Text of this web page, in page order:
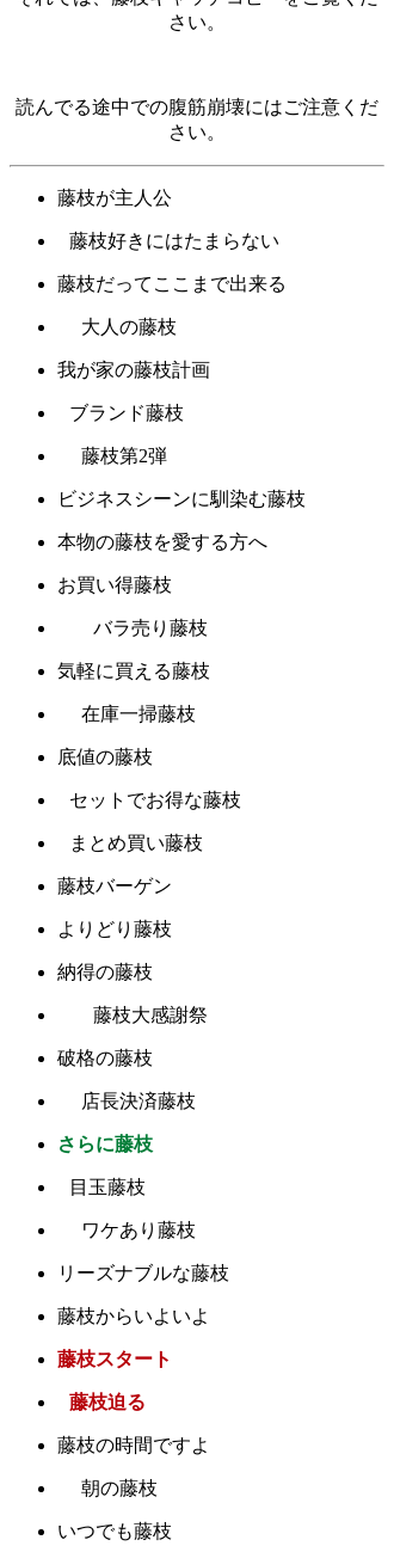
さい。
読んでる途中での腹筋崩壊にはご注意くだ
さい。
藤枝が主人公
藤枝好きにはたまらない
藤枝だってここまで出来る
大人の藤枝
我が家の藤枝計画
ブランド藤枝
藤枝第2弾
ビジネスシーンに馴染む藤枝
本物の藤枝を愛する方へ
お買い得藤枝
バラ売り藤枝
気軽に買える藤枝
在庫一掃藤枝
底値の藤枝
セットでお得な藤枝
まとめ買い藤枝
藤枝バーゲン
よりどり藤枝
納得の藤枝
藤枝大感謝祭
破格の藤枝
店長決済藤枝
さらに藤枝
目玉藤枝
ワケあり藤枝
リーズナブルな藤枝
藤枝からいよいよ
藤枝スタート
藤枝迫る
藤枝の時間ですよ
朝の藤枝
いつでも藤枝